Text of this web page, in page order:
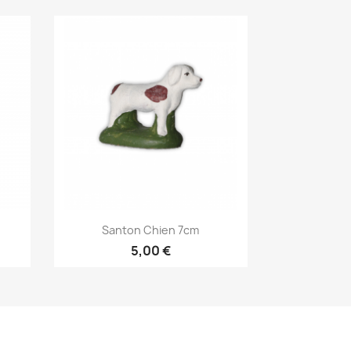
Aperçu rapide
Santon Chien 7cm
5,00 €